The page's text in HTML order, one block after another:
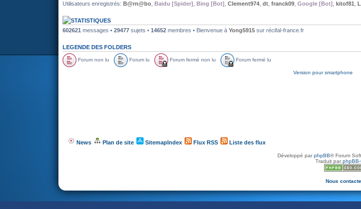
Utilisateurs enregistrés: B@rn@bo Baidu [Spider] Bing [Bot] Clement974 dt franck09 Google [Bot] kitof81
STATISTIQUES
602621 messages • 29477 sujets • 14652 membres • Bienvenue à Yong5915 sur récifal-france.fr
LEGENDE DES FOLDERS
Forum non lu Forum lu Forum fermé non lu Forum fermé lu
Version pour smartphone
News Plan de site SitemapIndex Flux RSS Liste des flux
Développé parphpBB® Forum
Traduit parphpBB-
Nous